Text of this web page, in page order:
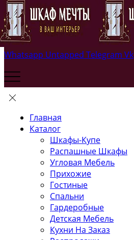
Whatsapp Untapped Telegram Vk
Главная
Каталог
Шкафы-Купе
Распашные Шкафы
Угловая Мебель
Прихожие
Гостиные
Спальни
Гардеробные
Детская Мебель
Кухни На Заказ